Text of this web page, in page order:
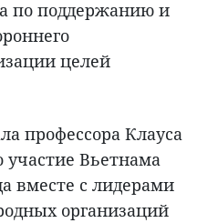
по поддержанию и
целей
профессора Клауса
Вьетнама
вместе с лидерами
организаций